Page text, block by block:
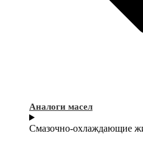
Аналоги масел
Смазочно-охлаждающие